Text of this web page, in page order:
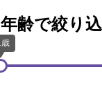
年齢で絞り